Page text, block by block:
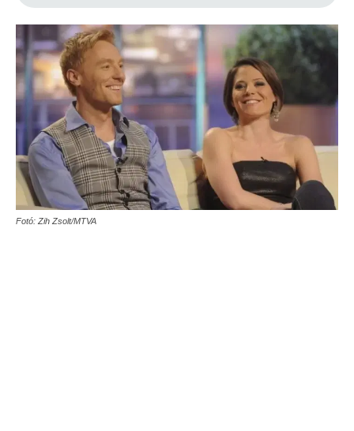
Fotó: Zih Zsolt/MTVA